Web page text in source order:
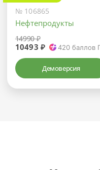
№ 106865
Нефтепродукты
14990 ₽
10493 ₽ 420 баллов
Демоверсия